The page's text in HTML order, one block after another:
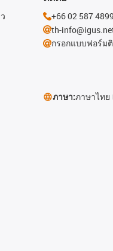
+66 02 587 4899
th-
กรอกแบบฟอร์ม
ภาษา:ภาษาไทย